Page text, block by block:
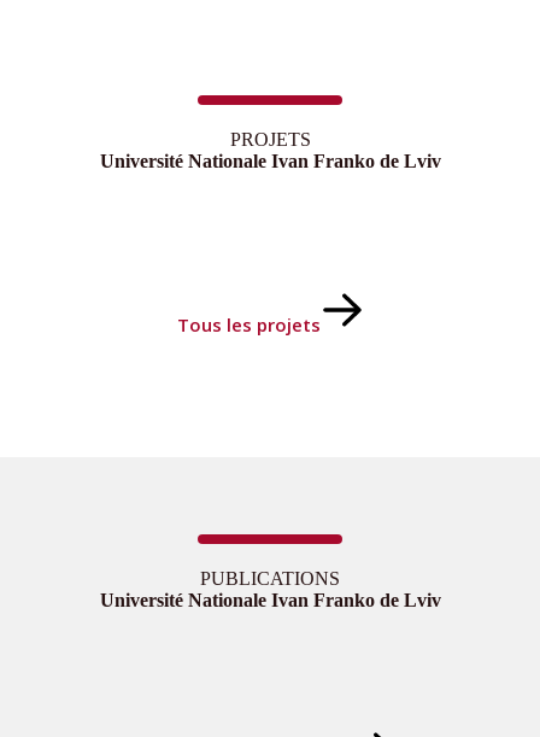
PROJETS
Université Nationale Ivan Franko de Lviv
Tous les projets
PUBLICATIONS
Université Nationale Ivan Franko de Lviv